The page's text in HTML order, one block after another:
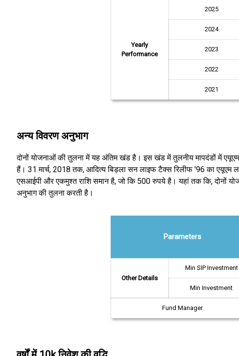
Yearly
Performance
2025
2024
2023
2022
2021
अन्य विवरण अनुभाग
दोनों योजनाओं की तुलना में यह अंतिम खंड है। इस खंड में तुलनीय मापदंडों में
हैं। 31 मार्च, 2018 तक, आदित्य बिड़ला सन लाइफ टैक्स रिलीफ '96 का
एसआईपी और एकमुश्त राशि समान है, जो कि 500 रुपये है। यहां तक कि, दोनों
अनुभाग की तुलना करती है।
Parameters
Other Details
Min SIP Investment
Min Investment
Fund Manager